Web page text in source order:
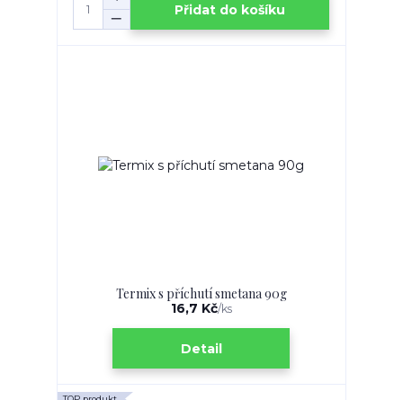
Přidat do košíku
Termix s příchutí smetana 90g
16,7 Kč/ks
Detail